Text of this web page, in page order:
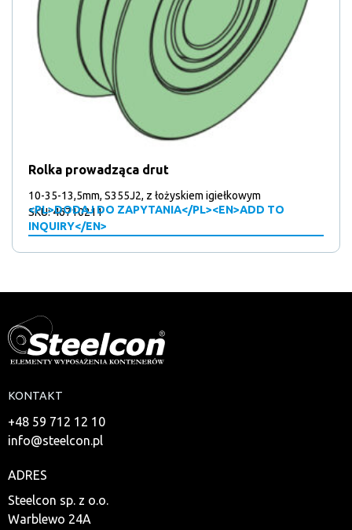
Rolka prowadząca drut
10-35-13,5mm, S355J2, z łożyskiem igiełkowym
<PL>DODAJ DO ZAPYTANIA</PL><EN>ADD TO
INQUIRY</EN>
SKU: 46710211
KONTAKT
+48 59 712 12 10
info@steelcon.pl
ADRES
Steelcon sp. z o.o.
Warblewo 24A